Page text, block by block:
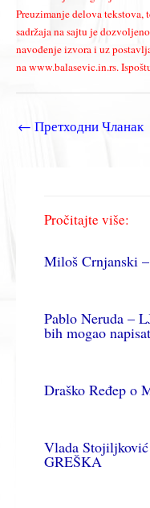
Preuzimanje delova
sadržaja na sajtu je
navođenje izvora i uz
na www.balasevic.in.rs.
← Претходни Чланак
Pročitajte više:
Miloš Crnjanski
Pablo Neruda –
bih mogao
Draško Ređep o
Vlada
GREŠKA